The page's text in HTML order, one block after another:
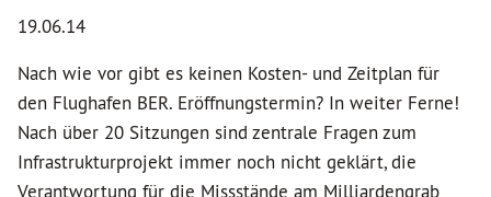
19.06.14
Nach wie vor gibt es keinen Kosten- und Zeitplan für
den Flughafen BER. Eröffnungstermin? In weiter Ferne!
Nach über 20 Sitzungen sind zentrale Fragen zum
Infrastrukturprojekt immer noch nicht geklärt, die
Verantwortung für die Missstände am Milliardengrab